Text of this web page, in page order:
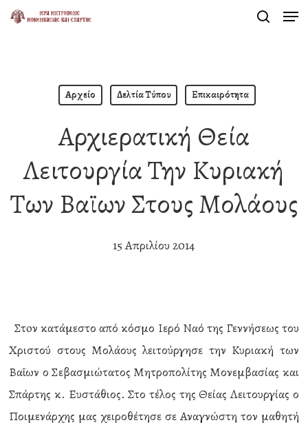
Skip
Αρχείο Δελτία Τύπου Επικαιρότητα
Αρχιερατική Θεία
Λειτουργία Την Κυριακή
Των Βαϊων Στους Μολάους
15 Απριλίου 2014
Στoν κατάμεστο από κόσμο Ιερό Ναό της Γεννήσεως του
Χριστού στους Μολάους λειτούργησε την Κυριακή των
Βαΐων ο Σεβασμιώτατος Μητροπολίτης Μονεμβασίας και
Σπάρτης κ. Ευστάθιος. Στο τέλος της Θείας Λειτουργίας ο
Ποιμενάρχης μας χειροθέτησε σε Αναγνώστη τον μαθητή